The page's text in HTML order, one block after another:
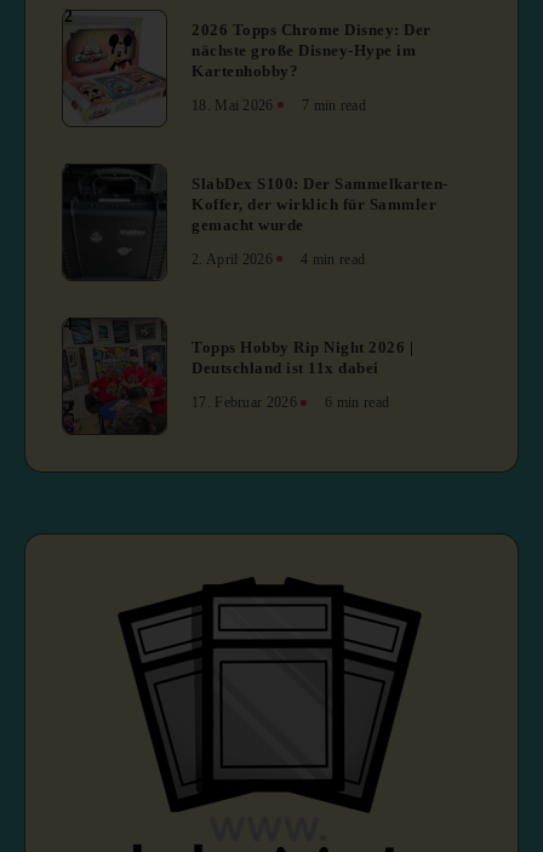
2
2026 Topps Chrome Disney: Der
nächste große Disney-Hype im
Kartenhobby?
18. Mai 2026 7 min read
3
SlabDex S100: Der Sammelkarten-
Koffer, der wirklich für Sammler
gemacht wurde
2. April 2026 4 min read
4
Topps Hobby Rip Night 2026 |
Deutschland ist 11x dabei
17. Februar 2026 6 min read